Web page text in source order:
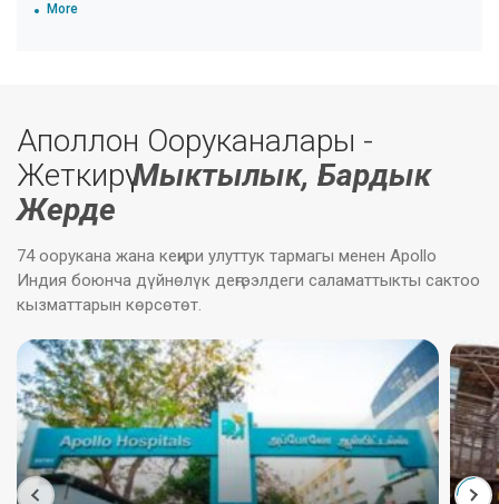
More
Аполлон Ооруканалары -
ЖеткирүүМыктылык, Бардык
Жерде
74 оорукана жана кеңири улуттук тармагы менен Apollo
Индия боюнча дүйнөлүк деңгээлдеги саламаттыкты сактоо
кызматтарын көрсөтөт.